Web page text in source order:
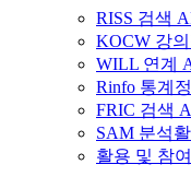
RISS 검색
KOCW 강
WILL 연계
Rinfo 통계
FRIC 검색
SAM 분석
활용 및 참